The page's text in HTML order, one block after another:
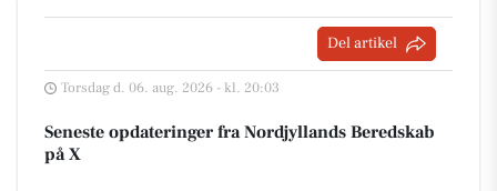
Del artikel
Torsdag d. 06. aug. 2026 - kl. 20:03
Seneste opdateringer fra Nordjyllands Beredskab
på X